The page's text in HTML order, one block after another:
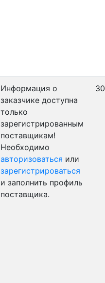
Информация о
заказчике доступна
только
зарегистрированным
поставщикам!
Необходимо
авторизоваться или
зарегистрироваться
и заполнить профиль
поставщика.